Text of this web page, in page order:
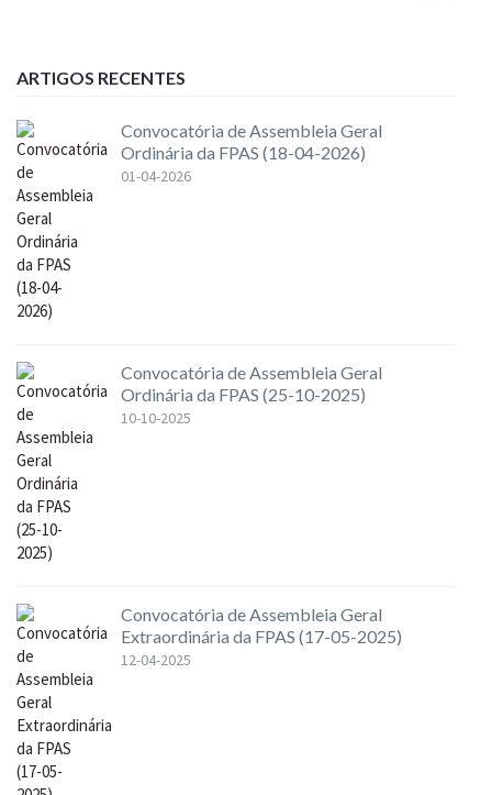
ARTIGOS RECENTES
Convocatória de Assembleia Geral
Ordinária da FPAS (18-04-2026)
01-04-2026
Convocatória de Assembleia Geral
Ordinária da FPAS (25-10-2025)
10-10-2025
Convocatória de Assembleia Geral
Extraordinária da FPAS (17-05-2025)
12-04-2025